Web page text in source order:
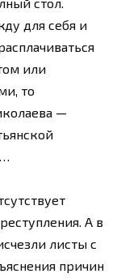
для себя и
или
то
—
А в
листы с
причин